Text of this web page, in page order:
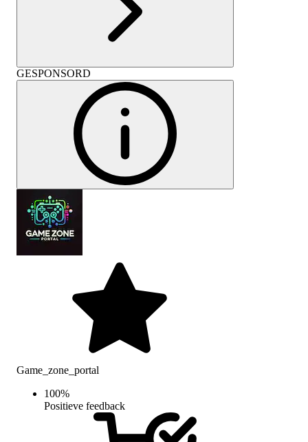
GESPONSORD
Game_zone_portal
100%
Positieve feedback